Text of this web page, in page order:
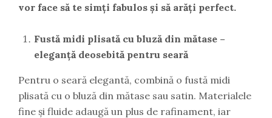
vor face să te simți fabulos și să arăți perfect.
Fustă midi plisată cu bluză din mătase –
eleganță deosebită pentru seară
Pentru o seară elegantă, combină o fustă midi
plisată cu o bluză din mătase sau satin. Materialele
fine și fluide adaugă un plus de rafinament, iar